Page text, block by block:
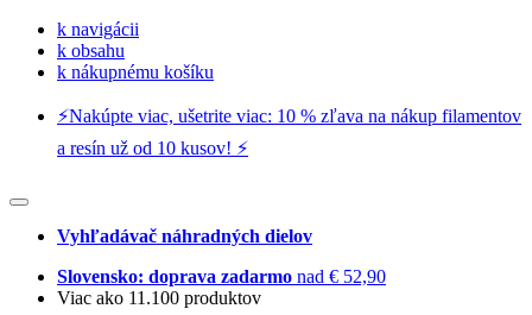
k navigácii
k obsahu
k nákupnému košíku
⚡️Nakúpte viac, ušetrite viac: 10 % zľava na nákup filamentov
a resín už od 10 kusov! ⚡️
Vyhľadávač náhradných dielov
Slovensko: doprava zadarmo nad € 52,90
Viac ako 11.100 produktov